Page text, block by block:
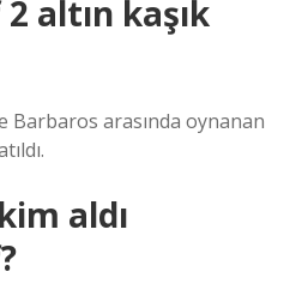
altın kaşık
Barbaros arasında oynanan
aldı